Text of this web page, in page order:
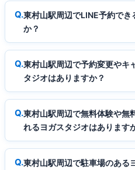
東村山駅周辺でLINE予約で
か？
東村山駅周辺で予約変更やキ
タジオはありますか？
東村山駅周辺で無料体験や無
れるヨガスタジオはあります
東村山駅周辺で駐車場のある